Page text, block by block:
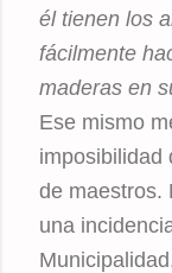
él tienen los
fácilmente
maderas en
Ese mismo
imposibilidad
de maestros.
una